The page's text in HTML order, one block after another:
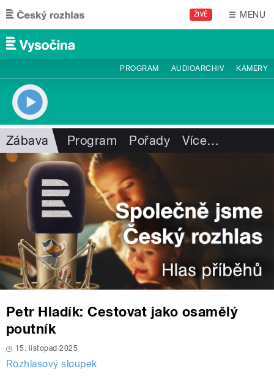
Přejít k hlavnímu obsahu
ŽIVĚ MENU
PROGRAM AUDIOARCHIV KAMERY
Zábava Program Pořady Více…
Petr Hladík: Cestovat jako osamělý
poutník
15. listopad 2025
Rozhlasový sloupek